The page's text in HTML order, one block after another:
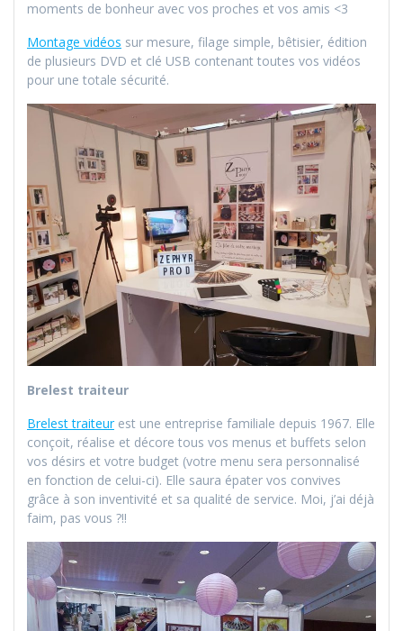
moments de bonheur avec vos proches et vos amis <3
Montage vidéos sur mesure, filage simple, bêtisier, édition
de plusieurs DVD et clé USB contenant toutes vos vidéos
pour une totale sécurité.
Brelest traiteur
Brelest traiteurest une entreprise familiale depuis 1967. Elle
conçoit, réalise et décore tous vos menus et buffets selon
vos désirs et votre budget (votre menu sera personnalisé
en fonction de celui-ci). Elle saura épater vos convives
grâce à son inventivité et sa qualité de service. Moi, j’ai déjà
faim, pas vous ?!!